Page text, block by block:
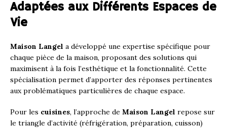
Adaptées aux Différents Espaces de
Vie
Maison Langel a développé une expertise spécifique pour
chaque pièce de la maison, proposant des solutions qui
maximisent à la fois l’esthétique et la fonctionnalité. Cette
spécialisation permet d’apporter des réponses pertinentes
aux problématiques particulières de chaque espace.
Pour les cuisines, l’approche de Maison Langel repose sur
le triangle d’activité (réfrigération, préparation, cuisson)